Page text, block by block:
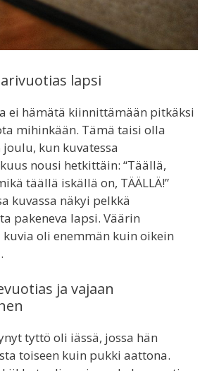
lapsi
ei hämätä kiinnittämään pitkäksi
mihinkään. Tämä taisi olla
kun kuvatessa
nousi hetkittäin: “Täällä,
täällä iskällä on, TÄÄLLÄ!”
kuvassa näkyi pelkkä
pakeneva lapsi. Väärin
oli enemmän kuin oikein
ja vajaan
tyttö oli iässä, jossa hän
toiseen kuin pukki aattona.